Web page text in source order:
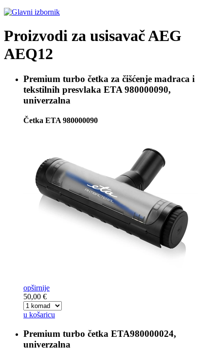
Proizvodi za usisavačAEG
AEQ12
Premium turbo četka za čišćenje madraca i
tekstilnih presvlaka ETA 980000090,
univerzalna
Četka ETA 980000090
opširnije
50,00 €
u košaricu
Premium turbo četka ETA980000024,
univerzalna